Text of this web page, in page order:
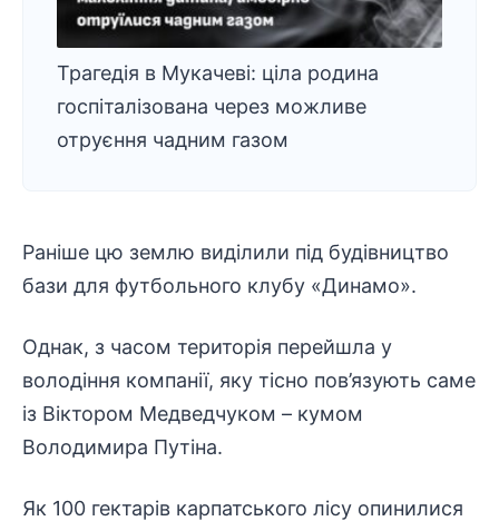
Трагедія в Мукачеві: ціла родина
госпіталізована через можливе
отруєння чадним газом
Раніше цю землю виділили під будівництво
бази для футбольного клубу «Динамо».
Однак, з часом територія перейшла у
володіння компанії, яку тісно пов’язують саме
із Віктором Медведчуком – кумом
Володимира Путіна.
Як 100 гектарів карпатського лісу опинилися